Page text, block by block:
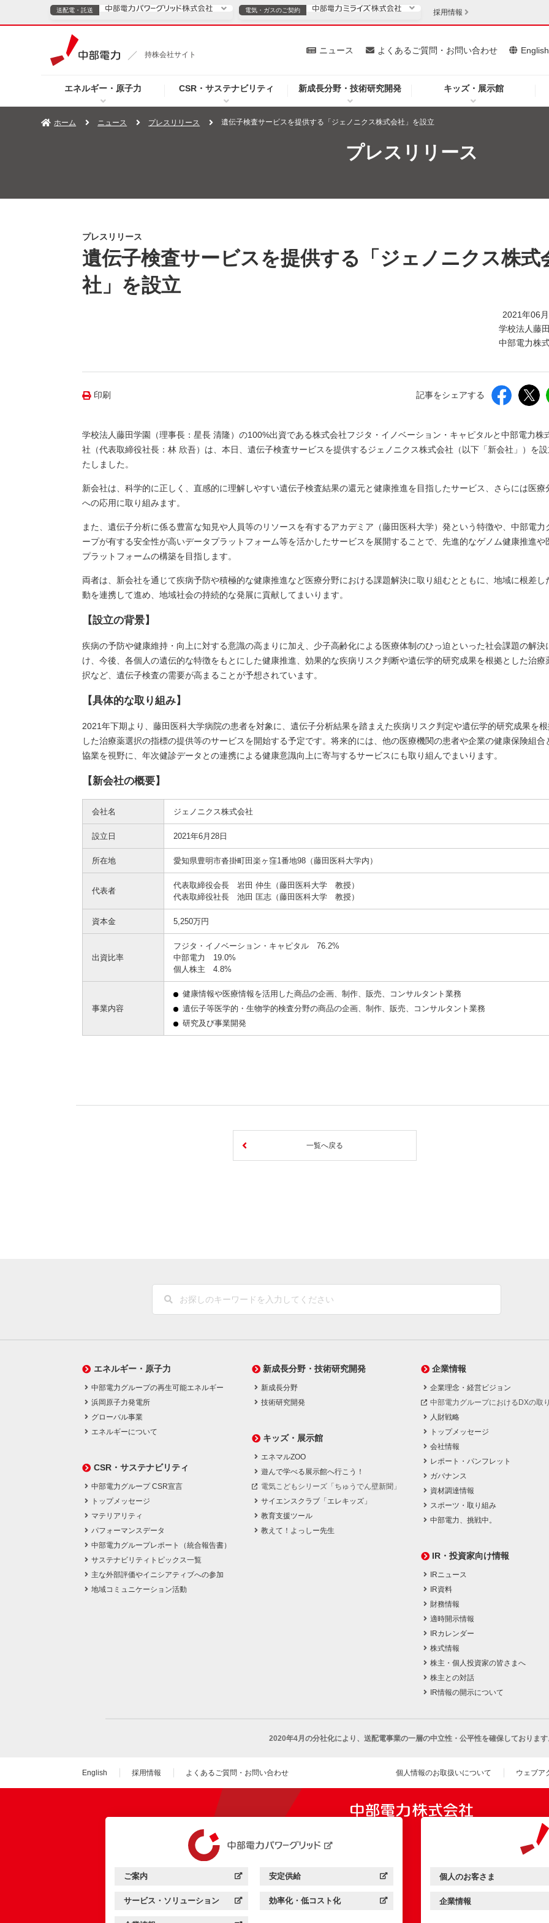
持株会社サイト
エネルギー・原子力 CSR・サステナビリティ 新成長分野・技術研究開発 キッズ・展示館
ニュース よくあるご質問・お問い合わせ English
送配電・託送
TOPページへ ご案内 安定供給
企業情報
ニュース（新しいウィンドウを開きます）
よくあるご質問・お問い合わせ
電気・ガスのご契約
電気・ガスのご契約
TOPページへ 個人のお客さま 法人のお客さま
採用情報
ホーム ニュース プレスリリース 遺伝子検査サービスを提供する「ジェノニクス株式会社」を設立
プレスリリース
プレスリリース
遺伝子検査サービスを提供する「ジェノニクス株式
社」を設立
2021年06
学校法人藤
中部電力株
印刷 記事をシェアする
学校法人藤田学園（理事長：星長 清隆）の100%出資である株式会社フジタ・イノベーション・キャピタルと中部電力株
社（代表取締役社長：林 欣吾）は、本日、遺伝子検査サービスを提供するジェノニクス株式会社（以下「新会社」）を
たしました。
新会社は、科学的に正しく、直感的に理解しやすい遺伝子検査結果の還元と健康推進を目指したサービス、さらには医療
への応用に取り組みます。
また、遺伝子分析に係る豊富な知見や人員等のリソースを有するアカデミア（藤田医科大学）発という特徴や、中部電力
ープが有する安全性が高いデータプラットフォーム等を活かしたサービスを展開することで、先進的なゲノム健康推進や
プラットフォームの構築を目指します。
両者は、新会社を通じて疾病予防や積極的な健康推進など医療分野における課題解決に取り組むとともに、地域に根差し
動を連携して進め、地域社会の持続的な発展に貢献してまいります。
【設立の背景】
疾病の予防や健康維持・向上に対する意識の高まりに加え、少子高齢化による医療体制のひっ迫といった社会課題の解決
け、今後、各個人の遺伝的な特徴をもとにした健康推進、効果的な疾病リスク判断や遺伝学的研究成果を根拠とした治療
択など、遺伝子検査の需要が高まることが予想されています。
【具体的な取り組み】
2021年下期より、藤田医科大学病院の患者を対象に、遺伝子分析結果を踏まえた疾病リスク判定や遺伝学的研究成果を
した治療薬選択の指標の提供等のサービスを開始する予定です。将来的には、他の医療機関の患者や企業の健康保険組合
協業を視野に、年次健診データとの連携による健康意識向上に寄与するサービスにも取り組んでまいります。
【新会社の概要】
会社名 ジェノニクス株式会社
設立日 2021年6月28日
所在地 愛知県豊明市沓掛町田楽ヶ窪1番地98（藤田医科大学内）
代表者
代表取締役会長 岩田 仲生（藤田医科大学 教授）
代表取締役社長 池田 匡志（藤田医科大学 教授）
資本金 5,250万円
出資比率
フジタ・イノベーション・キャピタル 76.2%
中部電力 19.0%
個人株主 4.8%
事業内容
健康情報や医療情報を活用した商品の企画、制作、販売、コンサルタント業務
遺伝子等医学的・生物学的検査分野の商品の企画、制作、販売、コンサルタント業務
研究及び事業開発
一覧へ戻る
エネルギー・原子力
中部電力グループの再生可能エネルギー
浜岡原子力発電所
グローバル事業
エネルギーについて
CSR・サステナビリティ
中部電力グループ CSR宣言
トップメッセージ
マテリアリティ
パフォーマンスデータ
中部電力グループレポート（統合報告書）
サステナビリティトピックス一覧
主な外部評価やイニシアティブへの参加
地域コミュニケーション活動
新成長分野・技術研究開発
新成長分野
技術研究開発
キッズ・展示館
エネマルZOO
遊んで学べる展示館へ行こう！
電気こどもシリーズ「ちゅうでん壁新聞」
サイエンスクラブ「エレキッズ」
教育支援ツール
教えて！よっしー先生
企業情報
企業理念・経営ビジョン
中部電力グループにおけるDXの取
人財戦略
トップメッセージ
会社情報
レポート・パンフレット
ガバナンス
資材調達情報
スポーツ・取り組み
中部電力、挑戦中。
IR・投資家向け情報
IRニュース
IR資料
財務情報
適時開示情報
IRカレンダー
株式情報
株主・個人投資家の皆さまへ
株主との対話
IR情報の開示について
2020年4月の分社化により、 送配電事業の一層の中立性・公平性を確保しております
English 採用情報 よくあるご質問・お問い合わせ 個人情報のお取扱いについて ウェブア
中部電力パワーグリッド：
ご案内
（新しいウィンドウを開きます） 中部電力パワーグリッド：
安定供給
（新しいウィンドウを開きます）
中部電力パワーグリッド：
サービス・ソリューション
（新しいウィンドウを開きます） 中部電力パワーグリッド：
効率化・低コスト化
（新しいウィンドウを開きます）
中部電力ミライズ：
個人のお客さま
（新しいウィンドウを開きま
中部電力ミライズ：
企業情報
（新しいウィンドウを開きま